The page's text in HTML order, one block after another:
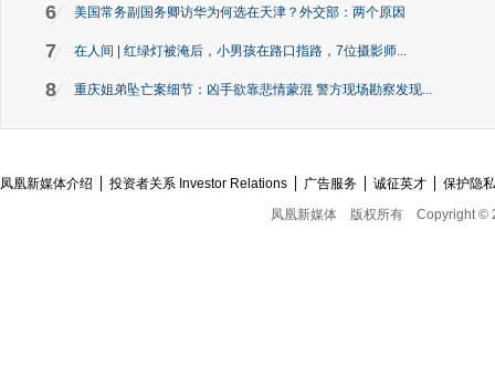
6 美国常务副国务卿访华为何选在天津？外交部：两个原因
7 在人间 | 红绿灯被淹后，小男孩在路口指路，7位摄影师...
8 重庆姐弟坠亡案细节：凶手欲靠悲情蒙混 警方现场勘察发现...
凤凰新媒体介绍 投资者关系 Investor Relations 广告服务 诚征英才
保护隐
凤凰新媒体
版权所有 Copyright ©